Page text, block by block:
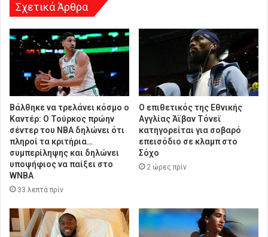
η
Σχετικά Άρθρα
Βάλθηκε να τρελάνει κόσμο ο
Καντέρ: Ο Τούρκος πρώην
σέντερ του NBA δηλώνει ότι
πληροί τα κριτήρια…
συμπερίληψης και δηλώνει
υποψήφιος να παίξει στο
WNBA
33 λεπτά πρίν
Ο επιθετικός της Εθνικής
Αγγλίας Άϊβαν Τόνεϊ
κατηγορείται για σοβαρό
επεισόδιο σε κλαμπ στο
Σόχο
2 ώρες πρίν